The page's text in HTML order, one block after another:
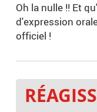
Oh la nulle !! Et
d'expression
officiel !